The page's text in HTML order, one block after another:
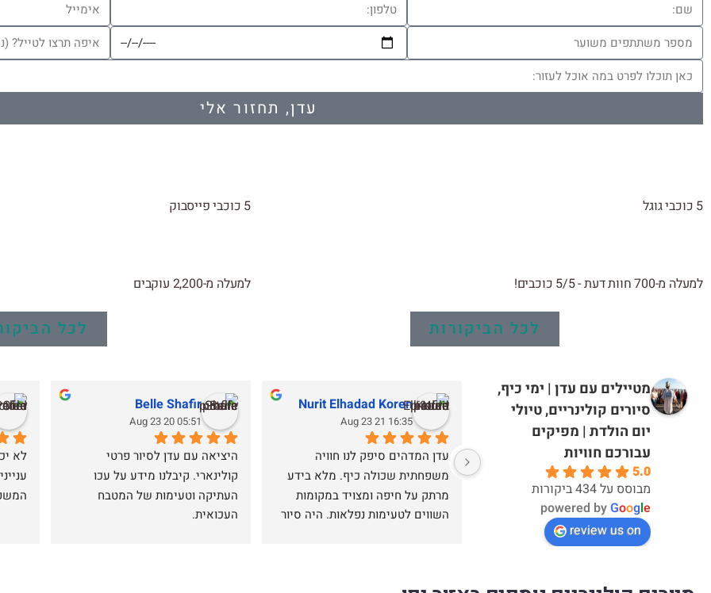
עדן, תחזור אלי
5 כוכבי גוגל
למעלה מ-700 חוות דעת - 5/5 כוכבים!
לכל הביקורות
5 כוכבי פייסבוק
למעלה מ-2,200 עוקבים
לכל
מטיילים עם עדן | ימי כיף,
סיורים קולינריים, טיולי
יום הולדת | מפיקים
עבורכם חוויות
5.0
מבוסס על 434 ביקורות
powered byGoogle
review us on
Nurit Elhadad Koren
16:35 21 Aug 23
Belle Shafir
05:51 20 Aug 23
העכואית.